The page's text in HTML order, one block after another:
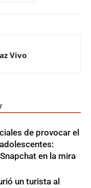
Vivo
de provocar el
en la mira
un turista al